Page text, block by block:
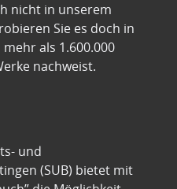
nicht in unserem
Sie es doch in
als 1.600.000
nachweist.
und
(SUB) bietet mit